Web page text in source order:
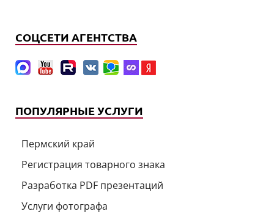
СОЦСЕТИ АГЕНТСТВА
ПОПУЛЯРНЫЕ УСЛУГИ
Пермский край
Регистрация товарного знака
Разработка PDF презентаций
Услуги фотографа